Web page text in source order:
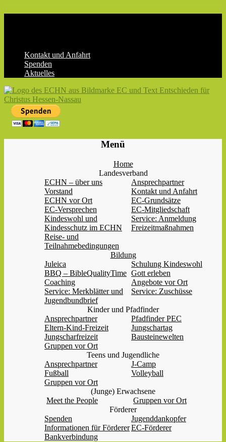
Kontakt und Anfahrt
Spenden
Aktuelles
ECHN
EC-
Menü
Home
Landesverband
ECHN – über uns
Ansprechpartner
Vorstand
Kontakt und Anfahrt
ECHN vor Ort
EC-Grundsätze
EC-Versprechen
EC-Mitgliedschaft
Kindeswohl und
Kindesschutz im ECHN
Service: Anmeldung
Freizeitmaßnahmen
Reise- und
Teilnahmebedingungen
Bildung
Juleica
Schulung Kindeswohl
BBQ – BibleQualityTime Gott erleben
Coaching
Angebote vor Ort
Service: Merkblätter und
Jugendbundbrief
Service: Zuschüsse
Kinder und Pfadfinder
Ansprechpartner
Pfadfinder PEC
Eltern-Kind-Freizeit
Jungschartag
Jungscharfreizeit
Bausteinewelten
Gruppen vor Ort
Teens und Jugendliche
Ansprechpartner
J-Camp
Fußball
Volleyball
Gruppen vor Ort
(Junge) Erwachsene
Meet the People
Gruppen vor Ort
Förderer
Spenden
Jugenddankopfer
Informationen für FördererEC-Förderer
Bankverbindung